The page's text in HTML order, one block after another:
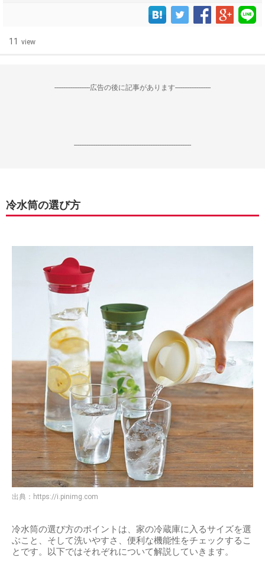
11 view
--------------------広告の後に記事があります--------------------
------------------------------------------------------------------
冷水筒の選び方
出典： https://i.pinimg.com
冷水筒の選び方のポイントは、家の冷蔵庫に入るサイズを選
ぶこと、そして洗いやすさ、便利な機能性をチェックするこ
とです。以下ではそれぞれについて解説していきます。